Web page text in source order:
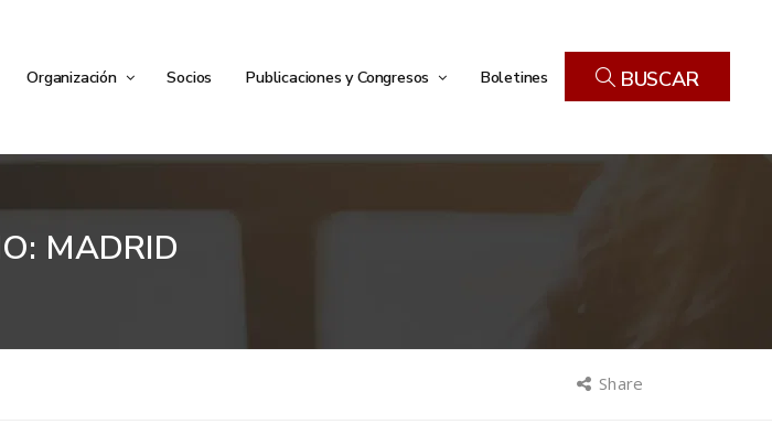
Organización Socios Publicaciones y Congresos Boletines BUSCAR
MADRID
Share